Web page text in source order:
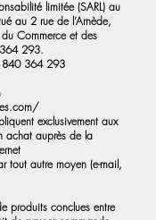
limitée (SARL) au
au 2 rue de l’Arnède,
Commerce et des
293.
840 364 293
exclusivement aux
achat auprès de la
tout autre moyen (e-mail,
produits conclues entre